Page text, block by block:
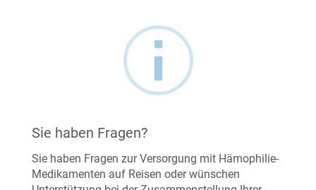
Sie haben Fragen?
Sie haben Fragen zur Versorgung mit Hämophilie-
Medikamenten auf Reisen oder wünschen